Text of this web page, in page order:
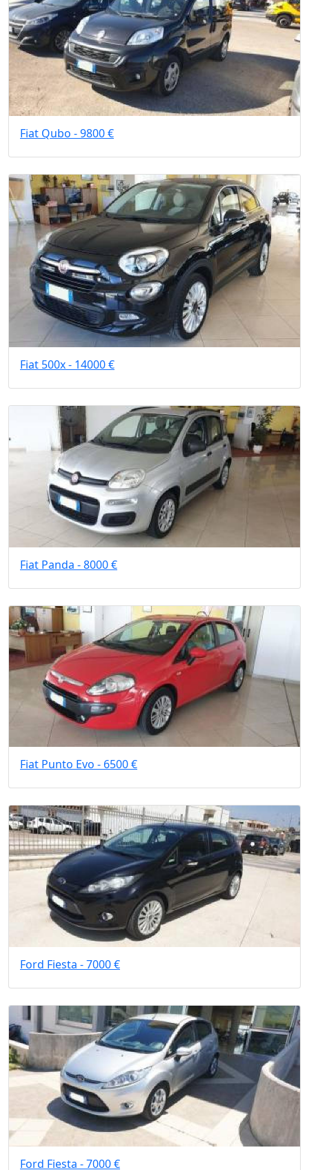
Fiat Qubo - 9800 €
Fiat 500x - 14000 €
Fiat Panda - 8000 €
Fiat Punto Evo - 6500 €
Ford Fiesta - 7000 €
Ford Fiesta - 7000 €